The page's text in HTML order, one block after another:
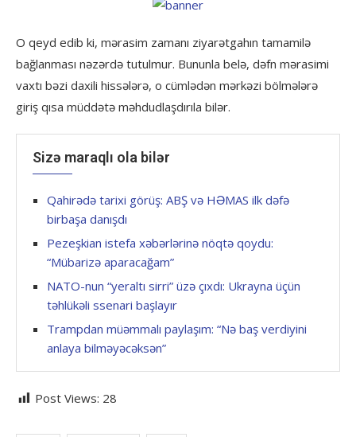
O qeyd edib ki, mərasim zamanı ziyarətgahın tamamilə
bağlanması nəzərdə tutulmur. Bununla belə, dəfn mərasimi
vaxtı bəzi daxili hissələrə, o cümlədən mərkəzi bölmələrə
giriş qısa müddətə məhdudlaşdırıla bilər.
Sizə maraqlı ola bilər
Qahirədə tarixi görüş: ABŞ və HƏMAS ilk dəfə
birbaşa danışdı
Pezeşkian istefa xəbərlərinə nöqtə qoydu:
“Mübarizə aparacağam”
NATO-nun “yeraltı sirri” üzə çıxdı: Ukrayna üçün
təhlükəli ssenari başlayır
Trampdan müəmmalı paylaşım: “Nə baş verdiyini
anlaya bilməyəcəksən”
Post Views: 28